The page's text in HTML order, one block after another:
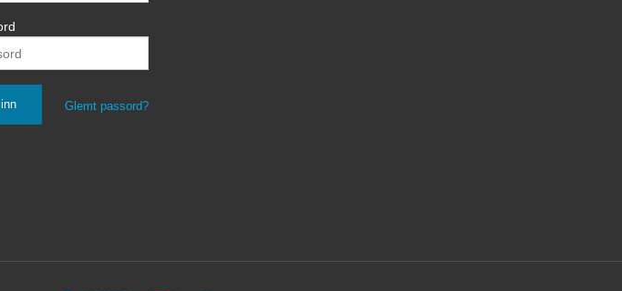
Glemt passord?